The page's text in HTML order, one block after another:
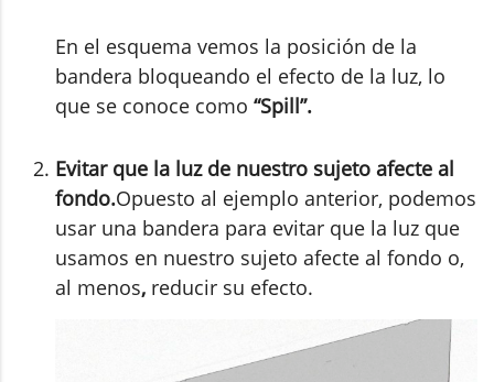
En el esquema vemos la posición de la
bandera bloqueando el efecto de la luz, lo
que se conoce como “Spill”.
Evitar que la luz de nuestro sujeto afecte al
fondo.Opuesto al ejemplo anterior, podemos
usar una bandera para evitar que la luz que
usamos en nuestro sujeto afecte al fondo o,
al menos, reducir su efecto.